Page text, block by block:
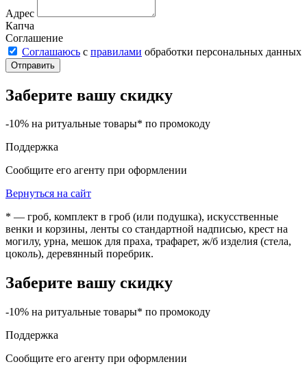
Адрес
Капча
Соглашение
Соглашаюсь с правилами обработки персональных данных
Отправить
Заберите вашу скидку
-10% на ритуальные товары* по промокоду
Поддержка
Сообщите его агенту при оформлении
Вернуться на сайт
* — гроб, комплект в гроб (или подушка), искусственные
венки и корзины, ленты со стандартной надписью, крест на
могилу, урна, мешок для праха, трафарет, ж/б изделия (стела,
цоколь), деревянный поребрик.
Заберите вашу скидку
-10% на ритуальные товары* по промокоду
Поддержка
Сообщите его агенту при оформлении